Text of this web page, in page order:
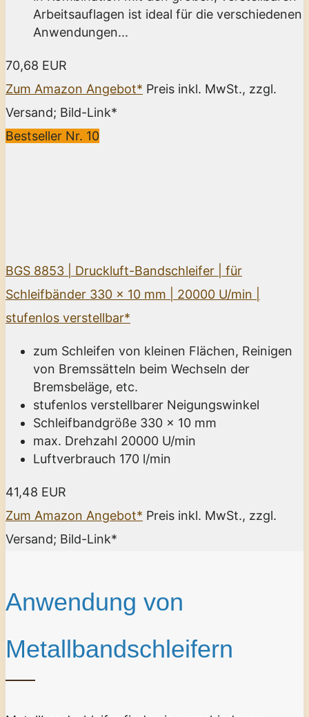
Arbeitsauflagen ist ideal für die verschiedenen
Anwendungen...
70,68 EUR
Zum Amazon Angebot* Preis inkl. MwSt., zzgl.
Versand; Bild-Link*
Bestseller Nr. 10
BGS 8853 | Druckluft-Bandschleifer | für
Schleifbänder 330 x 10 mm | 20000 U/min |
stufenlos verstellbar*
zum Schleifen von kleinen Flächen, Reinigen
von Bremssätteln beim Wechseln der
Bremsbeläge, etc.
stufenlos verstellbarer Neigungswinkel
Schleifbandgröße 330 x 10 mm
max. Drehzahl 20000 U/min
Luftverbrauch 170 l/min
41,48 EUR
Zum Amazon Angebot* Preis inkl. MwSt., zzgl.
Versand; Bild-Link*
Anwendung von
Metallbandschleifern